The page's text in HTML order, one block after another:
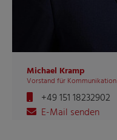
Michael Kramp
Vorstand für Kommunikation
+49 151 18232902
E-Mail senden